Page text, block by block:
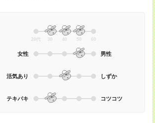
20代 30 40 50 60
女性 男性
活気あり しずか
テキパキ コツコツ